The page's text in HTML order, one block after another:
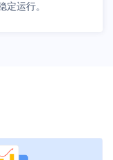
定运行。